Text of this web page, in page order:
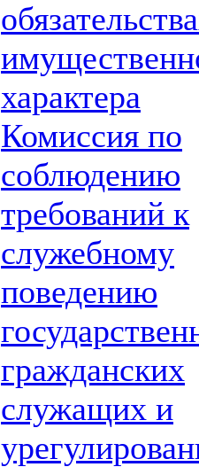
характера
Комиссия по
соблюдению
требований к
служебному
поведению
гражданских
служащих и